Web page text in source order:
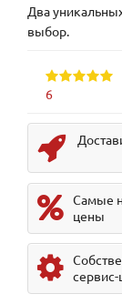
Два
выбор.
6
Самые
цены
сервис-